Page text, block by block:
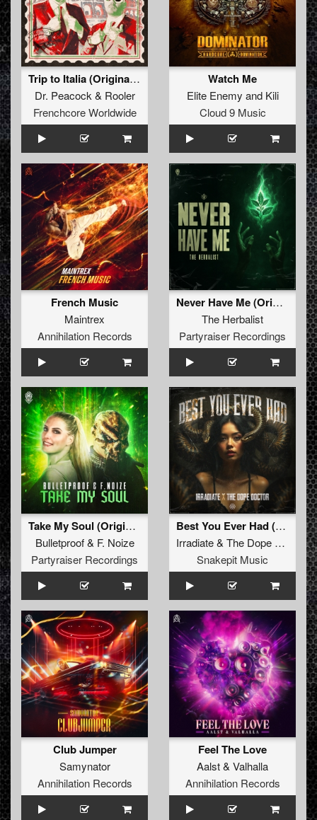
Trip to Italia (Original Mix)
Dr. Peacock & Rooler
Frenchcore Worldwide
Watch Me
Elite Enemy and Kili
Cloud 9 Music
French Music
Maintrex
Annihilation Records
Never Have Me (Original Mix)
The Herbalist
Partyraiser Recordings
Take My Soul (Original Mix)
Bulletproof& F. Noize
Partyraiser Recordings
Best You Ever Had (Original Mix)
Irradiate& The Dope Doctor
Snakepit Music
Club Jumper
Samynator
Annihilation Records
Feel The Love
Aalst& Valhalla
Annihilation Records